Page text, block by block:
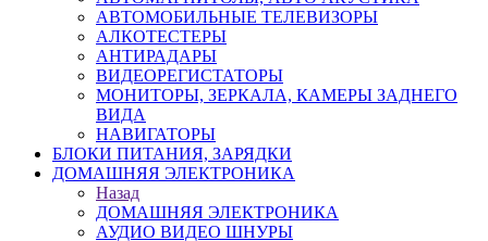
АВТОМОБИЛЬНЫЕ ТЕЛЕВИЗОРЫ
АЛКОТЕСТЕРЫ
АНТИРАДАРЫ
ВИДЕОРЕГИСТАТОРЫ
МОНИТОРЫ, ЗЕРКАЛА, КАМЕРЫ ЗАДНЕГО
ВИДА
НАВИГАТОРЫ
БЛОКИ ПИТАНИЯ, ЗАРЯДКИ
ДОМАШНЯЯ ЭЛЕКТРОНИКА
Назад
ДОМАШНЯЯ ЭЛЕКТРОНИКА
АУДИО ВИДЕО ШНУРЫ